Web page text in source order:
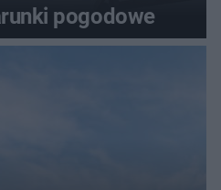
pogodowe